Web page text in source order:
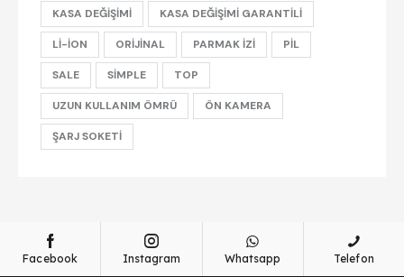
KASA DEĞIŞIMI KASA DEĞIŞIMI GARANTILI
LI-ION ORIJINAL PARMAK IZI PIL
SALE SIMPLE TOP
UZUN KULLANIM ÖMRÜ ÖN KAMERA
ŞARJ SOKETI
Facebook Instagram Whatsapp Telefon